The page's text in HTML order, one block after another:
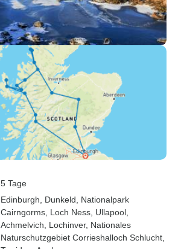
5 Tage
Edinburgh , Dunkeld , Nationalpark
Cairngorms , Loch Ness , Ullapool
Achmelvich , Lochinver, Nationales
Naturschutzgebiet Corrieshalloch Schlucht